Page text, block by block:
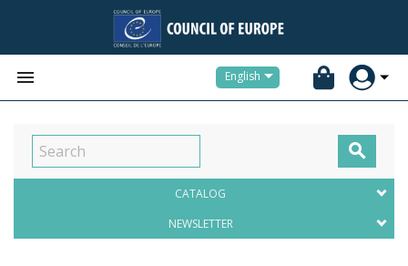
 English

CATALOG
NEWSLETTER